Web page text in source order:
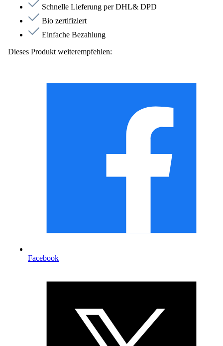
Schnelle Lieferung per DHL& DPD
Bio zertifiziert
Einfache Bezahlung
Dieses Produkt weiterempfehlen:
Facebook